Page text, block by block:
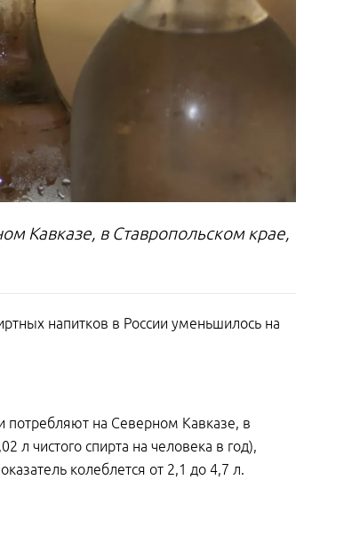
Кавказе, в Ставропольском крае,
напитков в России уменьшилось на
потребляют на Северном Кавказе, в
чистого спирта на человека в год),
колеблется от 2,1 до 4,7 л.